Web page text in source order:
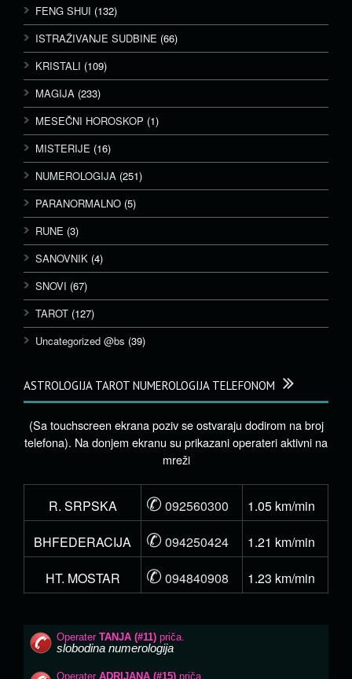
FENG SHUI (132)
ISTRAŽIVANJE SUDBINE (66)
KRISTALI (109)
MAGIJA (233)
MESEČNI HOROSKOP (1)
MISTERIJE (16)
NUMEROLOGIJA (251)
PARANORMALNO (5)
RUNE (3)
SANOVNIK (4)
SNOVI (67)
TAROT (127)
Uncategorized @bs (39)
ASTROLOGIJA TAROT NUMEROLOGIJA TELEFONOM
(Sa touchscreen ekrana poziv se ostvaraju dodirom na broj
telefona). Na donjem ekranu su prikazani operateri aktivni na
mreži
R. SRPSKA ✆ 092560300
1.05 km/min
BHFEDERACIJA
✆ 094250424
1.21 km/min
HT. MOSTAR
✆ 094840908 1.23 km/min